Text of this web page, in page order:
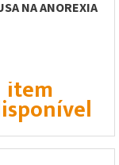
NA ANOREXIA
item